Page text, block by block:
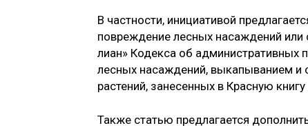
В частности, инициативой
повреждение лесных насаждений или
лиан» Кодекса об административных
лесных насаждений, выкапыванием и
растений, занесенных в Красную
Также статью предлагается